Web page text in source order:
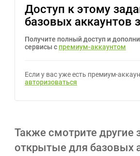
Доступ к этому
базовых аккаунтов
Получите полный доступ и
сервисы с премиум-аккаунтом
Если у вас уже есть премиум-
авторизоваться
Также смотрите другие
открытые для базовых